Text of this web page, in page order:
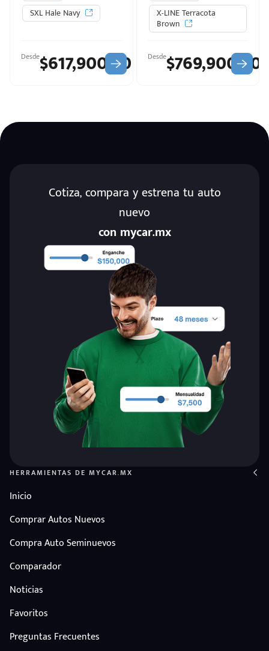
SXL Hale Navy
$617,900.00
Desde
X-LINE Terracota
Brown
$769,900.00
Desde
Cotiza, compara y estrena tu auto
nuevo
con mycar.mx
HERRAMIENTAS DE MYCAR.MX
Inicio
Comprar Autos Nuevos
Compra Auto Seminuevos
Comparador
Noticias
Favoritos
Preguntas Frecuentes